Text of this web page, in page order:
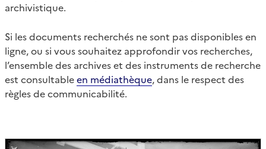
archivistique.
Si les documents recherchés ne sont pas disponibles en
ligne, ou si vous souhaitez approfondir vos recherches,
l’ensemble des archives et des instruments de recherche
est consultableen médiathèque, dans le respect des
règles de communicabilité.